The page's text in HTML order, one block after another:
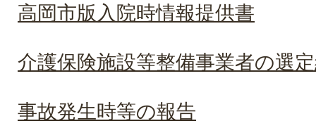
高岡市版入院時情報提供書
介護保険施設等整備事業者の選
事故発生時等の報告